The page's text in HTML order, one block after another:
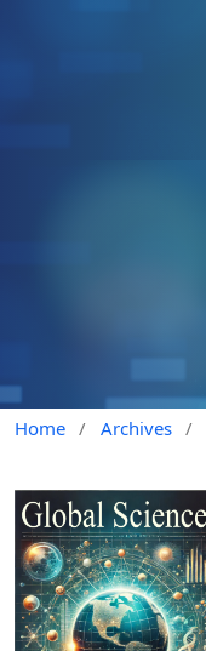
Home / Archives /